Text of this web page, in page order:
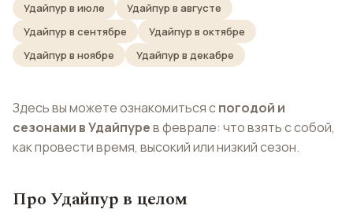
Удайпур в июле
Удайпур в августе
Удайпур в сентябре
Удайпур в октябре
Удайпур в ноябре
Удайпур в декабре
Здесь вы можете ознакомиться спогодой и
сезонами в Удайпурев феврале: что взять с собой,
как провести время, высокий или низкий сезон.
Про Удайпур в целом